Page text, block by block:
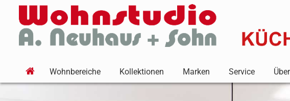
Wohnbereiche Kollektionen Marken Service